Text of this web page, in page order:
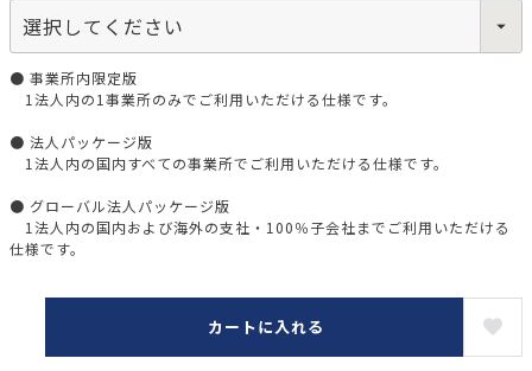
● 事業所内限定版
1法人内の1事業所のみでご利用いただける仕様です。
● 法人パッケージ版
1法人内の国内すべての事業所でご利用いただける仕様です。
● グローバル法人パッケージ版
1法人内の国内および海外の支社・100％子会社までご利用いただける
仕様です。
カートに入れる